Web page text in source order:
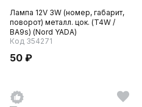
Лампа 12V 3W (номер, габарит,
поворот) металл. цок. (T4W /
BA9s) (Nord YADA)
Код 354271
50 ₽